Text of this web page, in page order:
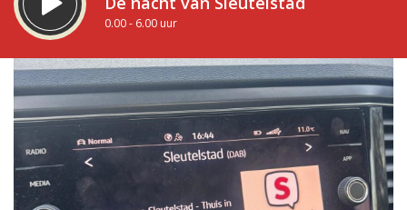
0.00 - 6.00 uur
STRAKS:
De ochtend van Sleutelstad
6.00 - 12.00 uur
Vorig uur
uur 1 van 0 Volgend uur